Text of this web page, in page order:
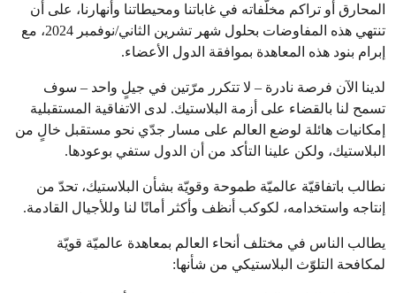
المحارق أو تراكم مخلّفاته في غاباتنا ومحيطاتنا وأنهارنا، على أن
تنتهي هذه المفاوضات بحلول شهر تشرين الثاني/نوفمبر 2024، مع
إبرام بنود هذه المعاهدة بموافقة الدول الأعضاء.
لدينا الآن فرصة نادرة – لا تتكرر مرّتين في جيلٍ واحد – سوف
تسمح لنا بالقضاء على أزمة البلاستيك. لدى الاتفاقية المستقبلية
إمكانيات هائلة لوضع العالم على مسار جدّي نحو مستقبل خالٍ من
البلاستيك، ولكن علينا التأكد من أن الدول ستفي بوعودها.
نطالب باتفاقيّة عالميّة طموحة وقويّة بشأن البلاستيك، تحدّ من
إنتاجه واستخدامه، لكوكب أنظف وأكثر أمانًا لنا وللأجيال القادمة.
يطالب الناس في مختلف أنحاء العالم بمعاهدة عالميّة قويّة
لمكافحة التلوّث البلاستيكي من شأنها: